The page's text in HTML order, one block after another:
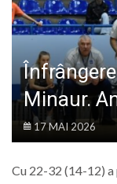
LIFE
Minaur.
17 MAI 2026
Cu 22-32 (14-12)